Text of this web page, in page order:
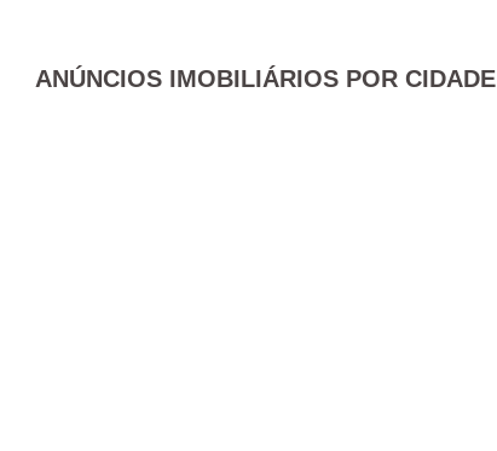
ANÚNCIOS IMOBILIÁRIOS POR CIDADE